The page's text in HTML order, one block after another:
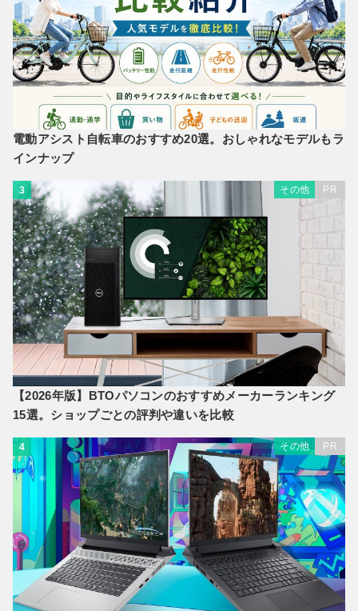
電動アシスト自転車のおすすめ20選。おしゃれなモデルもラ
インナップ
3 その他 PR
【2026年版】BTOパソコンのおすすめメーカーランキング
15選。ショップごとの評判や違いを比較
4 その他 PR